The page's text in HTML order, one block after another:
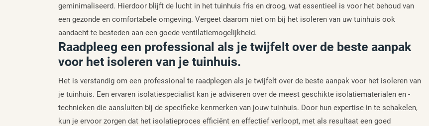
geminimaliseerd. Hierdoor blijft de lucht in het tuinhuis fris en droog, wat essentieel is voor het behoud van
een gezonde en comfortabele omgeving. Vergeet daarom niet om bij het isoleren van uw tuinhuis ook
aandacht te besteden aan een goede ventilatiemogelijkheid.
Raadpleeg een professional als je twijfelt over de beste aanpak
voor het isoleren van je tuinhuis.
Het is verstandig om een professional te raadplegen als je twijfelt over de beste aanpak voor het isoleren van
je tuinhuis. Een ervaren isolatiespecialist kan je adviseren over de meest geschikte isolatiematerialen en -
technieken die aansluiten bij de specifieke kenmerken van jouw tuinhuis. Door hun expertise in te schakelen,
kun je ervoor zorgen dat het isolatieproces efficiënt en effectief verloopt, met als resultaat een goed